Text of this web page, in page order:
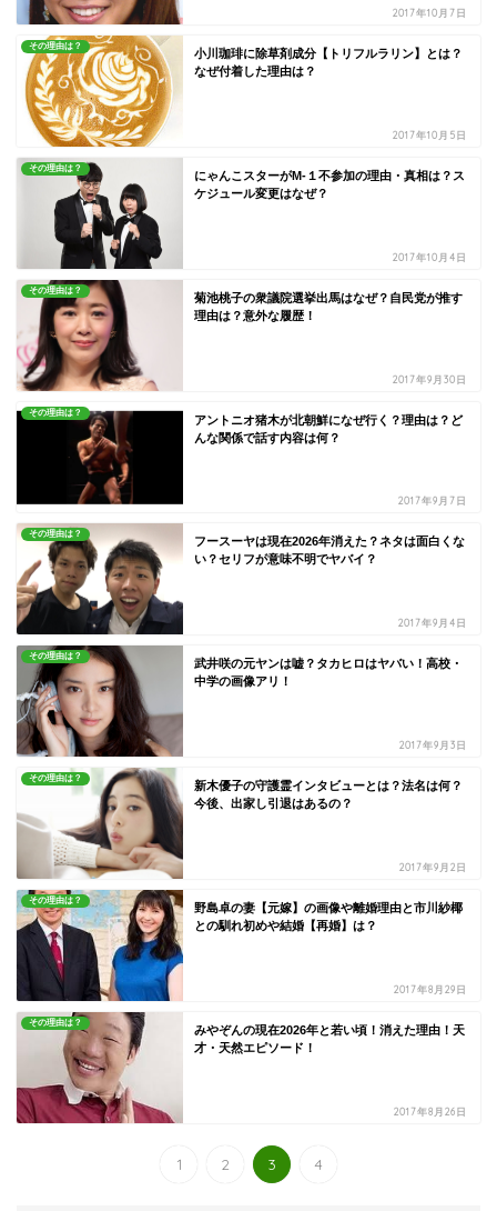
2017年10月7日
その理由は？
小川珈琲に除草剤成分【トリフルラリン】とは？
なぜ付着した理由は？
2017年10月5日
その理由は？
にゃんこスターがM‐１不参加の理由・真相は？ス
ケジュール変更はなぜ？
2017年10月4日
その理由は？
菊池桃子の衆議院選挙出馬はなぜ？自民党が推す
理由は？意外な履歴！
2017年9月30日
その理由は？
アントニオ猪木が北朝鮮になぜ行く？理由は？ど
んな関係で話す内容は何？
2017年9月7日
その理由は？
フースーヤは現在2026年消えた？ネタは面白くな
い？セリフが意味不明でヤバイ？
2017年9月4日
その理由は？
武井咲の元ヤンは嘘？タカヒロはヤバい！高校・
中学の画像アリ！
2017年9月3日
その理由は？
新木優子の守護霊インタビューとは？法名は何？
今後、出家し引退はあるの？
2017年9月2日
その理由は？
野島卓の妻【元嫁】の画像や離婚理由と市川紗椰
との馴れ初めや結婚【再婚】は？
2017年8月29日
その理由は？
みやぞんの現在2026年と若い頃！消えた理由！天
才・天然エピソード！
2017年8月26日
1 2 3 4